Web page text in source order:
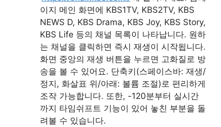
이지 메인 화면에 KBS1TV, KBS2TV, KBS
NEWS D, KBS Drama, KBS Joy, KBS Story,
KBS Life 등의 채널 목록이 나타납니다. 원하
는 채널을 클릭하면 즉시 재생이 시작됩니다.
화면 중앙의 재생 버튼을 누르면 고화질로 방
송을 볼 수 있어요. 단축키(스페이스바: 재생/
정지, 화살표 위/아래: 볼륨 조절)로 편리하게
조작 가능합니다. 또한, -120분부터 실시간
까지 타임쉬프트 기능이 있어 놓친 부분을 돌
려볼 수 있습니다.